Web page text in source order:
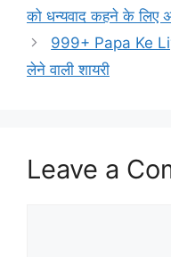
को धन्यवाद कहने के लिए
999+ Papa Ke
लेने वाली शायरी
Leave a